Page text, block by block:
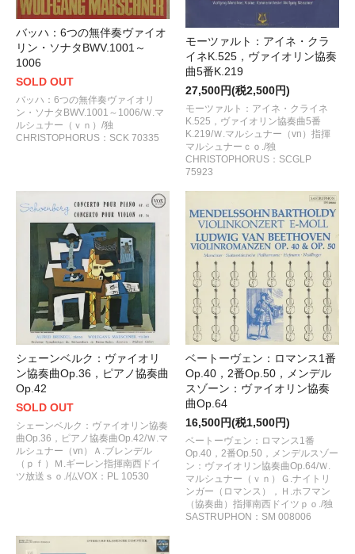
バッハ：6つの無伴奏ヴァイオ
リン・ソナタBWV.1001～
1006
SOLD OUT
バッハ：6つの無伴奏ヴァイオリ
ン・ソナタBWV.1001～1006/Ｗ.マ
ルシュナー（ｖｎ）/独
CHRISTOPHORUS：SCK 70335
モーツァルト：アイネ・クラ
イネK.525，ヴァイオリン協奏
曲5番K.219
27,500円(税2,500円)
モーツァルト：アイネ・クライネ
K.525，ヴァイオリン協奏曲5番
K.219/Ｗ.マルシュナー（vn）指揮
マルシュナーｃｏ./独
CHRISTOPHORUS：SCGLP
75923
シェーンベルク：ヴァイオリ
ン協奏曲Op.36，ピアノ協奏曲
Op.42
SOLD OUT
シェーンベルク：ヴァイオリン協奏
曲Op.36，ピアノ協奏曲Op.42/Ｗ.マ
ルシュナー（vn）Ａ.ブレンデル
（ｐｆ）Ｍ.ギーレン指揮南西ドイ
ツ放送ｓｏ./仏VOX：PL 10530
ベートーヴェン：ロマンス1番
Op.40，2番Op.50，メンデル
スゾーン：ヴァイオリン協奏
曲Op.64
16,500円(税1,500円)
ベートーヴェン：ロマンス1番
Op.40，2番Op.50，メンデルスゾー
ン：ヴァイオリン協奏曲Op.64/Ｗ.
マルシュナー（ｖｎ）Ｇ.ナイトリ
ンガー（ロマンス），Ｈ.ホフマン
（協奏曲）指揮南西ドイツｐｏ./独
SASTRUPHON：SM 008006